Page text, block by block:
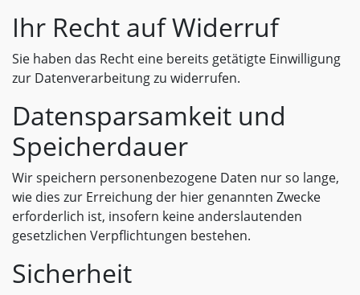
Ihr Recht auf Widerruf
Sie haben das Recht eine bereits getätigte Einwilligung
zur Datenverarbeitung zu widerrufen.
Datensparsamkeit und
Speicherdauer
Wir speichern personenbezogene Daten nur so lange,
wie dies zur Erreichung der hier genannten Zwecke
erforderlich ist, insofern keine anderslautenden
gesetzlichen Verpflichtungen bestehen.
Sicherheit